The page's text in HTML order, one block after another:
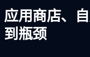
应用商店、
到瓶颈